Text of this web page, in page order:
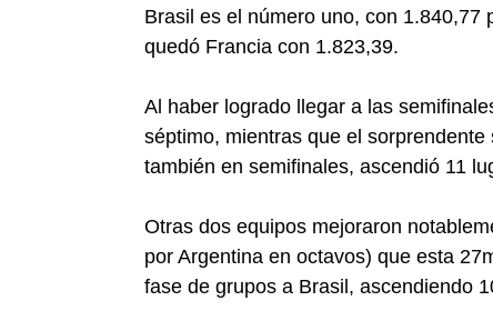
Brasil es el número uno, con 1.840,77
quedó Francia con 1.823,39.
Al haber logrado llegar a las
séptimo, mientras que el
también en semifinales, ascendió 11
Otras dos equipos mejoraron
por Argentina en octavos) que esta
fase de grupos a Brasil, ascendiendo